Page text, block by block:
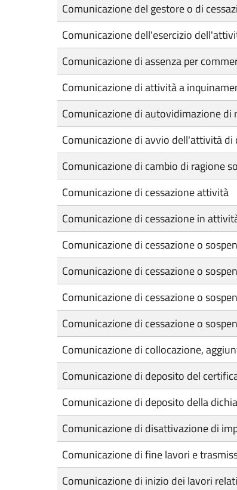
Comunicazione del gestore o di
Comunicazione dell'esercizio
Comunicazione di assenza per
Comunicazione di attività a
Comunicazione di autovidimazione di
Comunicazione di avvio dell'attività
Comunicazione di cambio di ragione
Comunicazione di cessazione attività
Comunicazione di cessazione in
Comunicazione di cessazione o
Comunicazione di cessazione o
Comunicazione di cessazione o
Comunicazione di cessazione o
Comunicazione di collocazione,
Comunicazione di deposito del
Comunicazione di deposito della
Comunicazione di disattivazione di
Comunicazione di fine lavori e
Comunicazione di inizio dei lavori